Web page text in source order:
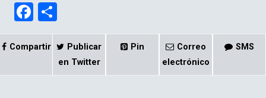
F
a
ce
o
m
p
Compartir
Publicar
en Twitter
Pin
Correo
electrónico
SMS